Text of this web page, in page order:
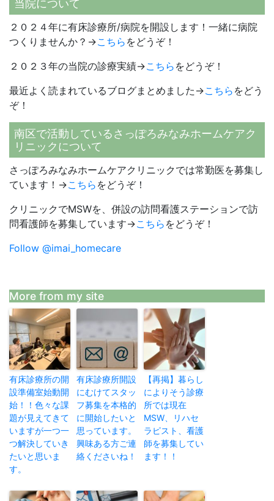
当院について
２０２４年に有床診療所/病院を開設します！一緒に病院
つくりませんか？→こちら をどうぞ！
２０２３年の当院の診療実績→こちら をどうぞ！
最近よく読まれているブログまとめました→こちら をどう
ぞ！
南区で活動しているさっぽろみなみホームケアク
リニックについて
さっぽろみなみホームケアクリニックでは常勤医を募集し
ています！→こちら をどうぞ！
クリニックでMSWを、併設の訪問看護ステーションで訪
問看護師を募集しています→こちら をどうぞ！
Follow @imai_homecare
More from my site
有床診療所の開
設準備室始動開
始！！色々な課
題が見えてきて
いますが一つ一
つ解決していき
たいと思いま
す。
有床診療所開設
にむけてスタッ
フ募集を本格的
に開始したいと
思っています。
興味ある方ご連
絡くださいね！
【再掲】暮らし
によりそう診療
所では現在
MSW、リハセ
ラピスト、看護
師を募集してい
ます！！